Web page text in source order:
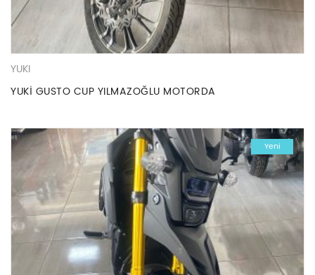
YUKI
YUKİ GUSTO CUP YILMAZOĞLU MOTORDA
Yeni